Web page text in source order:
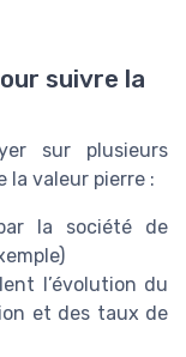
suivre la
sur plusieurs
la valeur pierre :
la société de
l’évolution du
et des taux de